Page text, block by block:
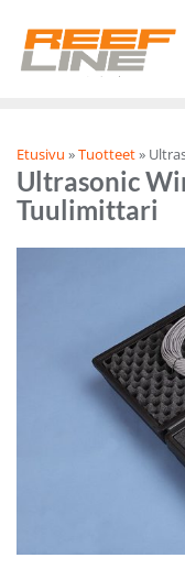
content
Etusivu »Tuotteet»
Ultrasonic
Tuulimittari